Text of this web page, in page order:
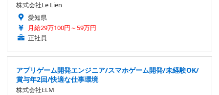
株式会社Le Lien
愛知県
月給29万100円～59万円
正社員
アプリゲーム開発エンジニア/スマホゲーム開発/未経験OK/
賞与年2回/快適な仕事環境
株式会社ELM